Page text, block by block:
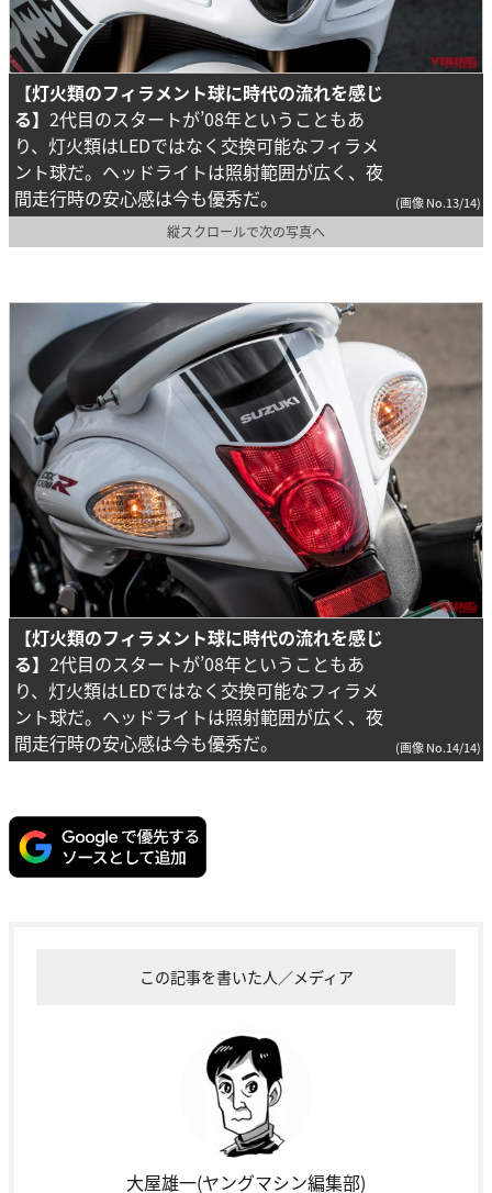
【灯火類のフィラメント球に時代の流れを感じ
る】 2代目のスタートが’08年ということもあ
り、灯火類はLEDではなく交換可能なフィラメ
ント球だ。ヘッドライトは照射範囲が広く、夜
間走行時の安心感は今も優秀だ。
(画像 No.13/14)
縦スクロールで次の写真へ
【灯火類のフィラメント球に時代の流れを感じ
る】 2代目のスタートが’08年ということもあ
り、灯火類はLEDではなく交換可能なフィラメ
ント球だ。ヘッドライトは照射範囲が広く、夜
間走行時の安心感は今も優秀だ。
(画像 No.14/14)
この記事を書いた人／メディア
大屋雄一(ヤングマシン編集部)